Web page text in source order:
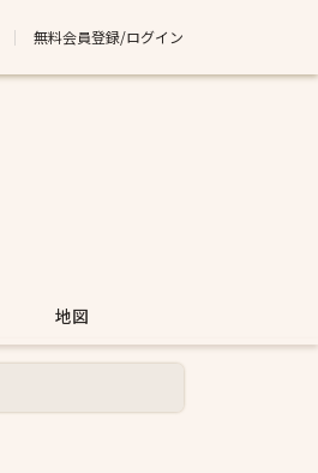
無料会員登録/ログイン
地図